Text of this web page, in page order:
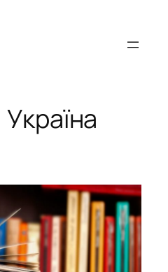
Україна